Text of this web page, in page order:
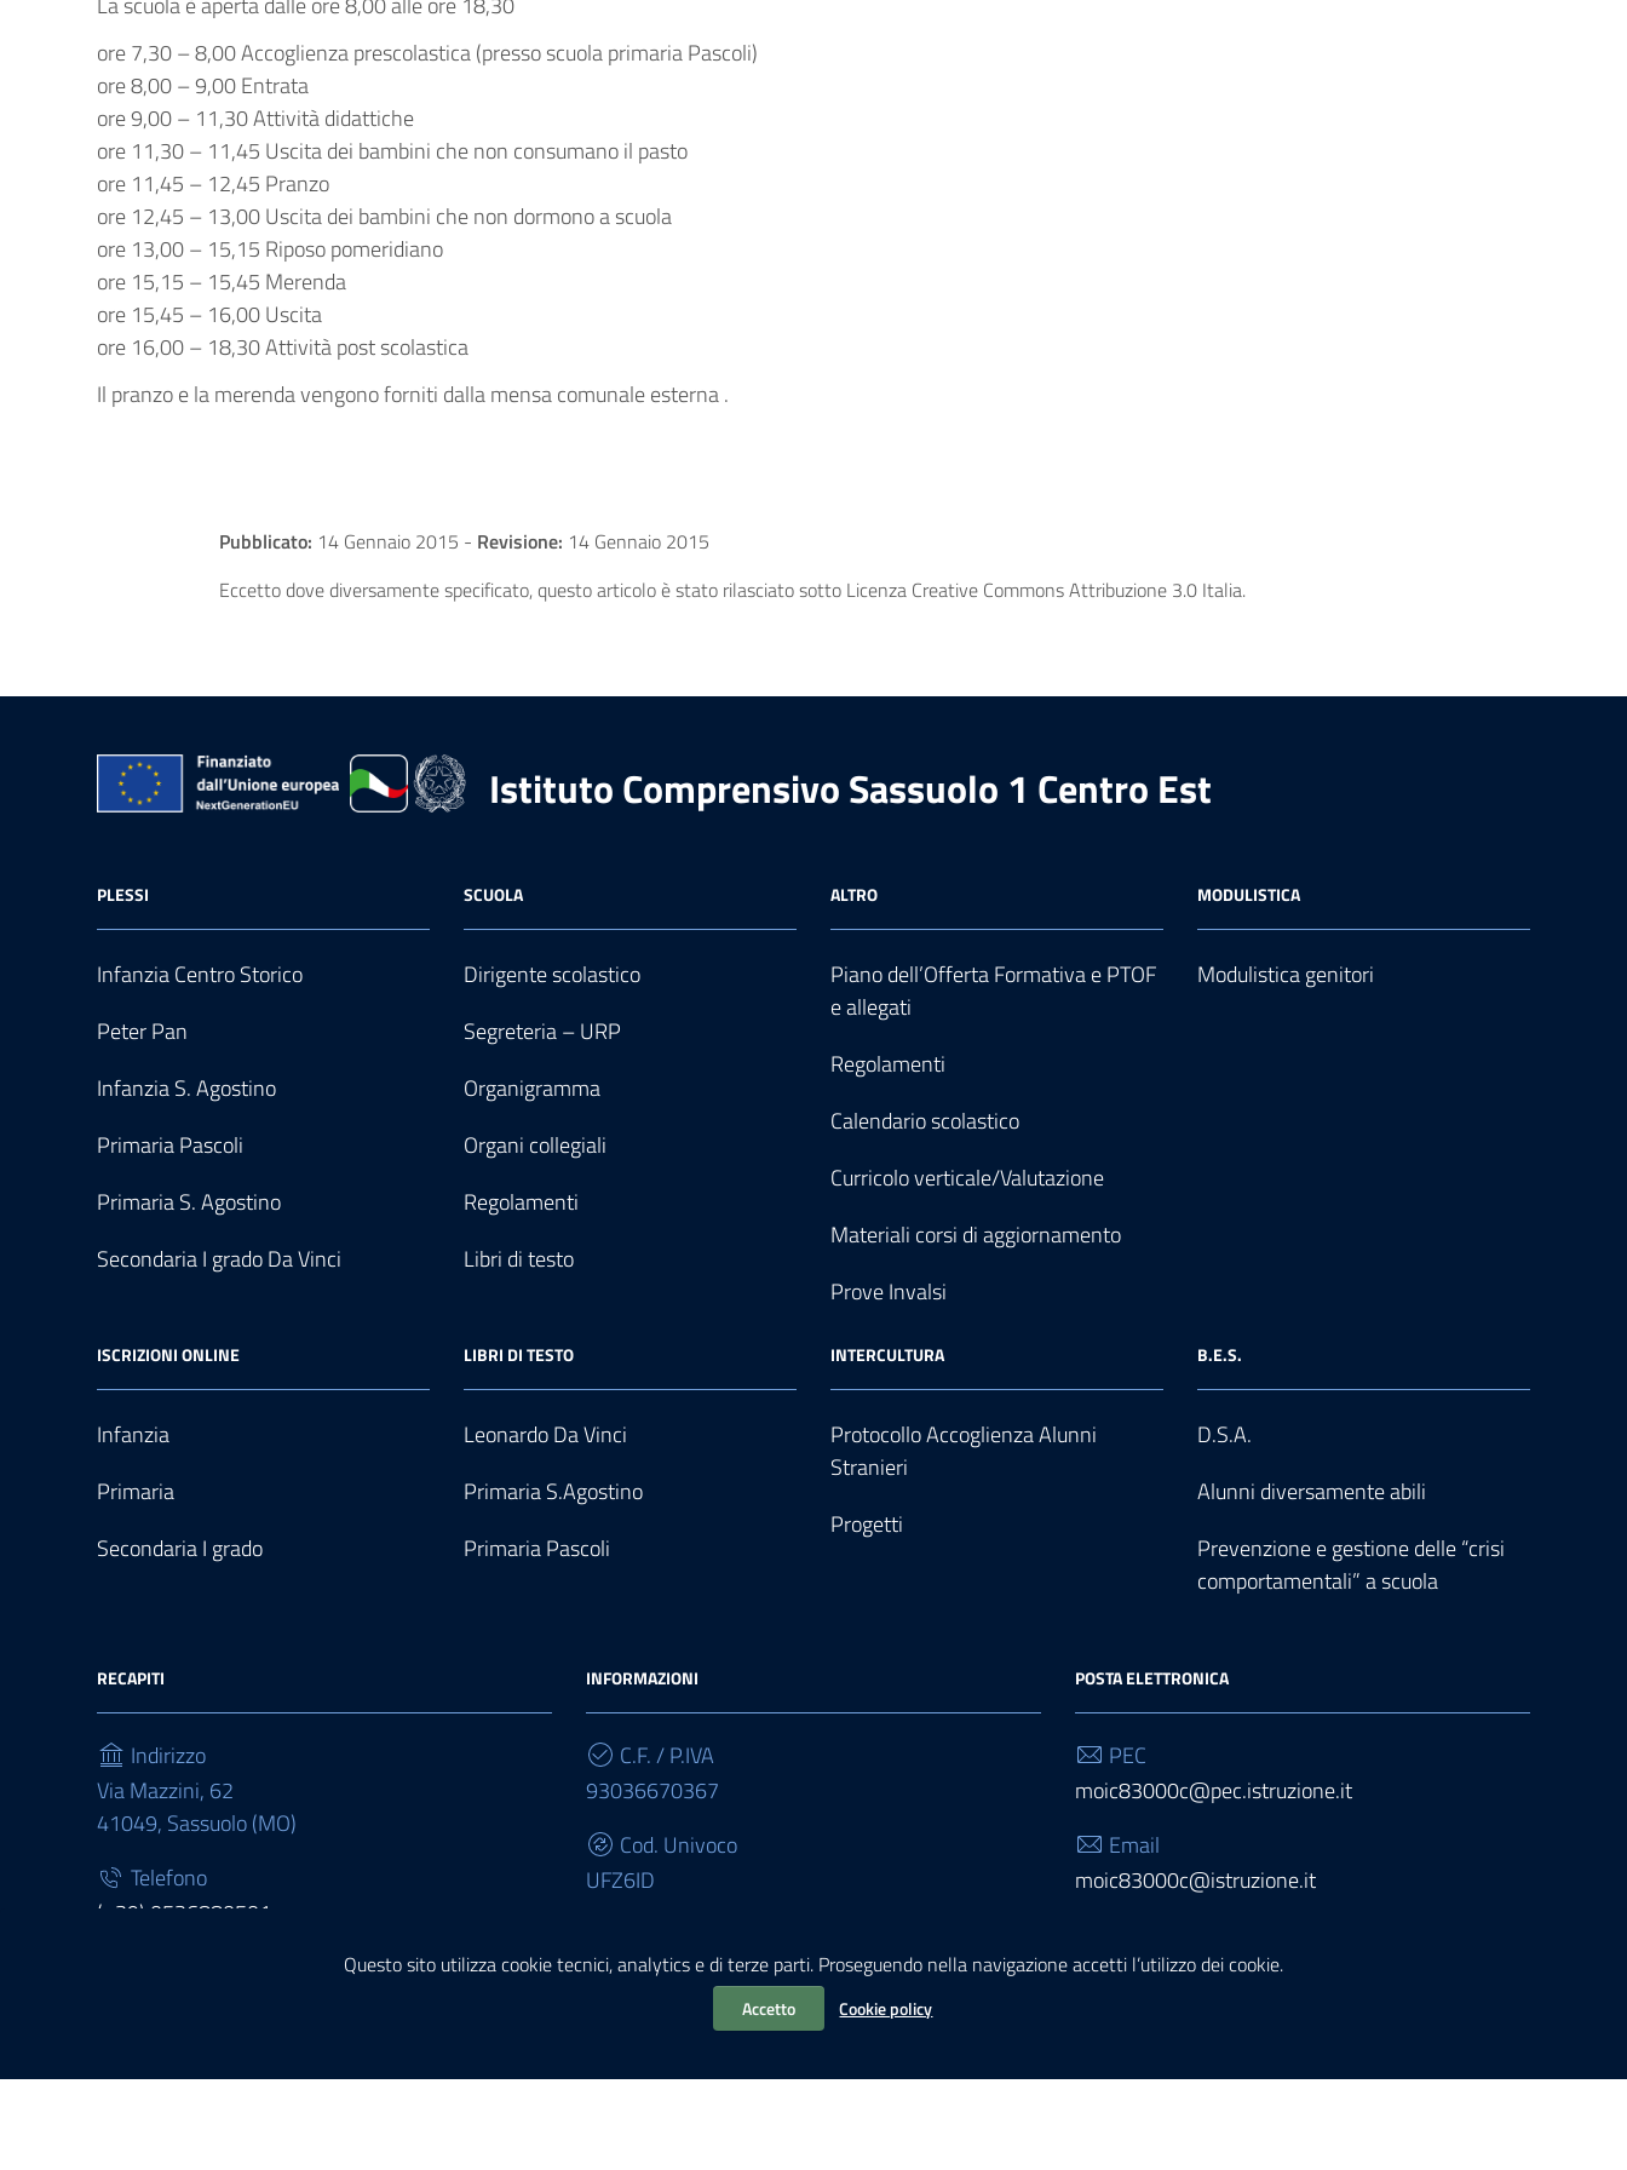
Questo sito utilizza cookie tecnici, analytics e di terze parti. Proseguendo nella navigazione accetti l’utilizzo dei cookie.
Accetto Cookie policy
ore 7,30 – 8,00 Accoglienza prescolastica (presso scuola primaria Pascoli)
ore 8,00 – 9,00 Entrata
ore 9,00 – 11,30 Attività didattiche
ore 11,30 – 11,45 Uscita dei bambini che non consumano il pasto
ore 11,45 – 12,45 Pranzo
ore 12,45 – 13,00 Uscita dei bambini che non dormono a scuola
ore 13,00 – 15,15 Riposo pomeridiano
ore 15,15 – 15,45 Merenda
ore 15,45 – 16,00 Uscita
ore 16,00 – 18,30 Attività post scolastica
Il pranzo e la merenda vengono forniti dalla mensa comunale esterna .
Pubblicato: 14 Gennaio 2015 - Revisione: 14 Gennaio 2015
Eccetto dove diversamente specificato, questo articolo è stato rilasciato sotto Licenza Creative Commons Attribuzione 3.0 Italia.
Istituto Comprensivo Sassuolo 1 Centro Est
PLESSI
Infanzia Centro Storico
Peter Pan
Infanzia S. Agostino
Primaria Pascoli
Primaria S. Agostino
Secondaria I grado Da Vinci
SCUOLA
Dirigente scolastico
Segreteria – URP
Organigramma
Organi collegiali
Regolamenti
Libri di testo
ALTRO
Piano dell’Offerta Formativa e PTOF
e allegati
Regolamenti
Calendario scolastico
Curricolo verticale/Valutazione
Materiali corsi di aggiornamento
Prove Invalsi
MODULISTICA
Modulistica genitori
ISCRIZIONI ONLINE
Infanzia
Primaria
Secondaria I grado
LIBRI DI TESTO
Leonardo Da Vinci
Primaria S.Agostino
Primaria Pascoli
INTERCULTURA
Protocollo Accoglienza Alunni
Stranieri
Progetti
B.E.S.
D.S.A.
Alunni diversamente abili
Prevenzione e gestione delle “crisi
comportamentali” a scuola
RECAPITI
Indirizzo
Via Mazzini, 62
41049, Sassuolo (MO)
Telefono
(+39) 0536880501
INFORMAZIONI
C.F. / P.IVA
93036670367
Cod. Univoco
UFZ6ID
IT68E0503467010000000015950
POSTA ELETTRONICA
PEC
moic83000c@pec.istruzione.it
Email
moic83000c@istruzione.it